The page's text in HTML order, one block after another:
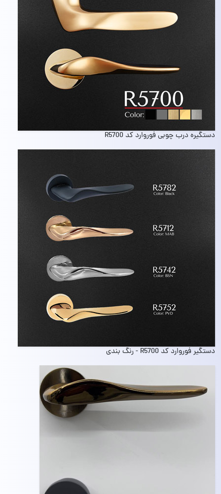
دستگیره درب چوبی فوروارد کد R5700
دستگیر فوروارد کد R5700 - رنگ بندی